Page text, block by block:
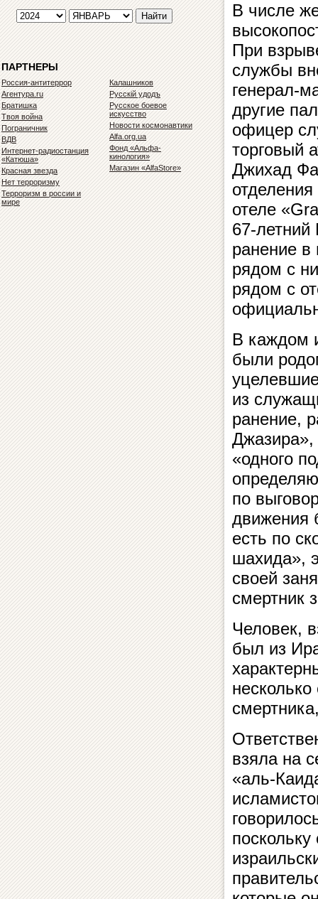
ПАРТНЕРЫ
Россия-антитеррор
Агентура.ru
Братишка
Твоя война
Пограничник
ВДВ
Интернет-радиостанция
«Катюша»
Красная звезда
Нет терроризму
Терроризм в россии и
мире
Калашников
Русскiй удодъ
Русское боевое
искусство
Новости космонавтики
Alfa.org.ua
Фонд «Альфа-
кинология»
Магазин «AlfaStore»
В числе
При
службы
генерал-
другие
офицер
торговый
Джихад
отеле
67-
ранение
рядом с
рядом с
В каждом
были
из
ранение,
Джазира»,
«одного
по
движения
есть по
шахида»,
своей
смертник
Человек,
был из
взяла на
«аль-